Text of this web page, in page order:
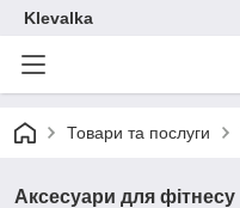
Klevalka
Товари та послуги
Аксесуари для фітнесу